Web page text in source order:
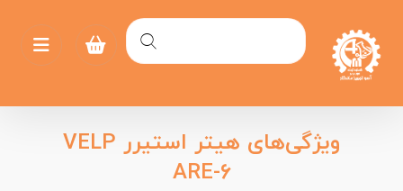
ویژگی‌های هیتر استیرر VELP
ARE-۶